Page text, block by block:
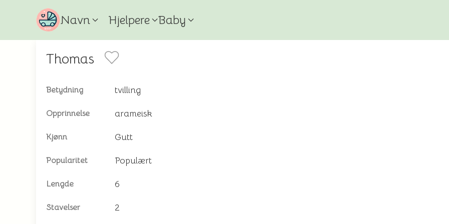
Navn Hjelpere Baby
Thomas
Betydning tvilling
Opprinnelse arameisk
Kjønn Gutt
Popularitet Populært
Lengde 6
Stavelser 2